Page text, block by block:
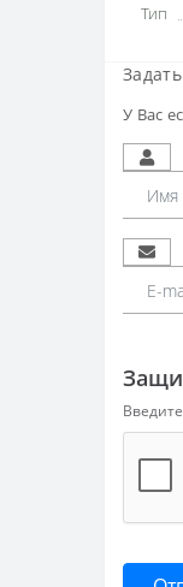
Тип
У Вас